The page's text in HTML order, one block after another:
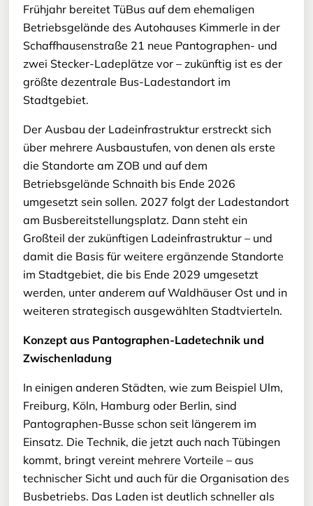
Frühjahr bereitet TüBus auf dem ehemaligen
Betriebsgelände des Autohauses Kimmerle in der
Schaffhausenstraße 21 neue Pantographen- und
zwei Stecker-Ladeplätze vor – zukünftig ist es der
größte dezentrale Bus-Ladestandort im
Stadtgebiet.
Der Ausbau der Ladeinfrastruktur erstreckt sich
über mehrere Ausbaustufen, von denen als erste
die Standorte am ZOB und auf dem
Betriebsgelände Schnaith bis Ende 2026
umgesetzt sein sollen. 2027 folgt der Ladestandort
am Busbereitstellungsplatz. Dann steht ein
Großteil der zukünftigen Ladeinfrastruktur – und
damit die Basis für weitere ergänzende Standorte
im Stadtgebiet, die bis Ende 2029 umgesetzt
werden, unter anderem auf Waldhäuser Ost und in
weiteren strategisch ausgewählten Stadtvierteln.
Konzept aus Pantographen-Ladetechnik und
Zwischenladung
In einigen anderen Städten, wie zum Beispiel Ulm,
Freiburg, Köln, Hamburg oder Berlin, sind
Pantographen-Busse schon seit längerem im
Einsatz. Die Technik, die jetzt auch nach Tübingen
kommt, bringt vereint mehrere Vorteile – aus
technischer Sicht und auch für die Organisation des
Busbetriebs. Das Laden ist deutlich schneller als